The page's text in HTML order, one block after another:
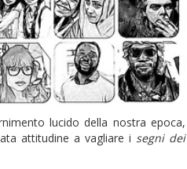
lucido della nostra epoca,
attitudine a vagliare i segni dei